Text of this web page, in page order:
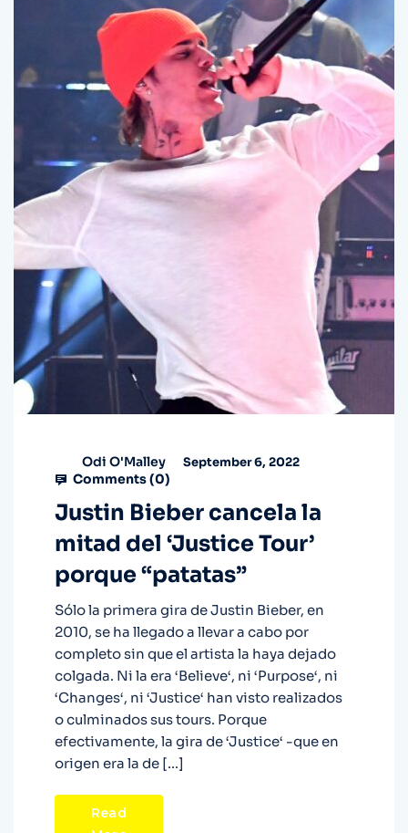
Odi O'Malley September 6, 2022
Comments (0)
Justin Bieber cancela la
mitad del ‘Justice Tour’
porque “patatas”
Sólo la primera gira de Justin Bieber, en
2010, se ha llegado a llevar a cabo por
completo sin que el artista la haya dejado
colgada. Ni la era ‘Believe‘, ni ‘Purpose‘, ni
‘Changes‘, ni ‘Justice‘ han visto realizados
o culminados sus tours. Porque
efectivamente, la gira de ‘Justice‘ -que en
origen era la de […]
Read